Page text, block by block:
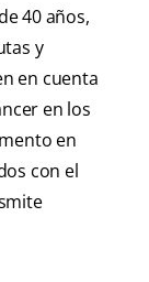
40 años,
y
en cuenta
en los
en
con el